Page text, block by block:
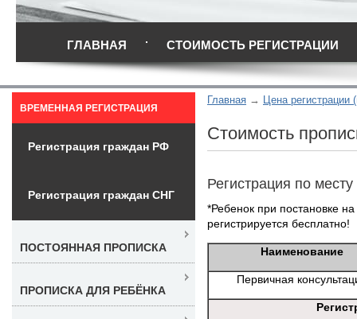
ГЛАВНАЯ СТОИМОСТЬ РЕГИСТРАЦИИ
Главная Цена регистрации
Стоимость
Регистрация по
*Ребенок при постановке
регистрируется бесплатно!
Наименование
Первичная
ВРЕМЕННАЯ РЕГИСТРАЦИЯ
Регистрация граждан РФ
Регистрация граждан СНГ
ПОСТОЯННАЯ ПРОПИСКА
ПРОПИСКА ДЛЯ РЕБЁНКА